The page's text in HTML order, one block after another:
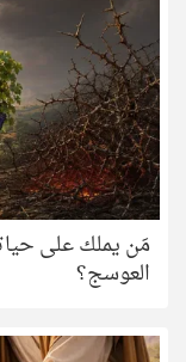
مَن يملك على
العوسج؟